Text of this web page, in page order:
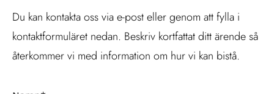
Du kan kontakta oss via e-post eller genom att fylla i
kontaktformuläret nedan. Beskriv kortfattat ditt ärende så
återkommer vi med information om hur vi kan bistå.